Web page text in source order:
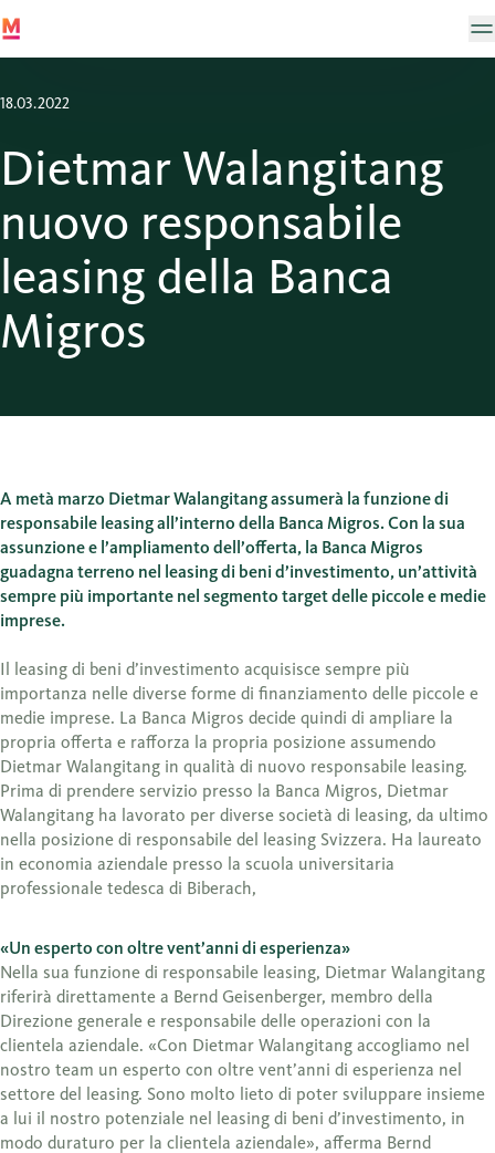
18.03.2022
Dietmar Walangitang
nuovo responsabile
leasing della Banca
Migros
A metà marzo Dietmar Walangitang assumerà la funzione di
responsabile leasing all’interno della Banca Migros. Con la sua
assunzione e l’ampliamento dell’offerta, la Banca Migros
guadagna terreno nel leasing di beni d’investimento, un’attività
sempre più importante nel segmento target delle piccole e medie
imprese.
Il leasing di beni d’investimento acquisisce sempre più
importanza nelle diverse forme di finanziamento delle piccole e
medie imprese. La Banca Migros decide quindi di ampliare la
propria offerta e rafforza la propria posizione assumendo
Dietmar Walangitang in qualità di nuovo responsabile leasing.
Prima di prendere servizio presso la Banca Migros, Dietmar
Walangitang ha lavorato per diverse società di leasing, da ultimo
nella posizione di responsabile del leasing Svizzera. Ha laureato
in economia aziendale presso la scuola universitaria
professionale tedesca di Biberach,
«Un esperto con oltre vent’anni di esperienza»
Nella sua funzione di responsabile leasing, Dietmar Walangitang
riferirà direttamente a Bernd Geisenberger, membro della
Direzione generale e responsabile delle operazioni con la
clientela aziendale. «Con Dietmar Walangitang accogliamo nel
nostro team un esperto con oltre vent’anni di esperienza nel
settore del leasing. Sono molto lieto di poter sviluppare insieme
a lui il nostro potenziale nel leasing di beni d’investimento, in
modo duraturo per la clientela aziendale», afferma Bernd